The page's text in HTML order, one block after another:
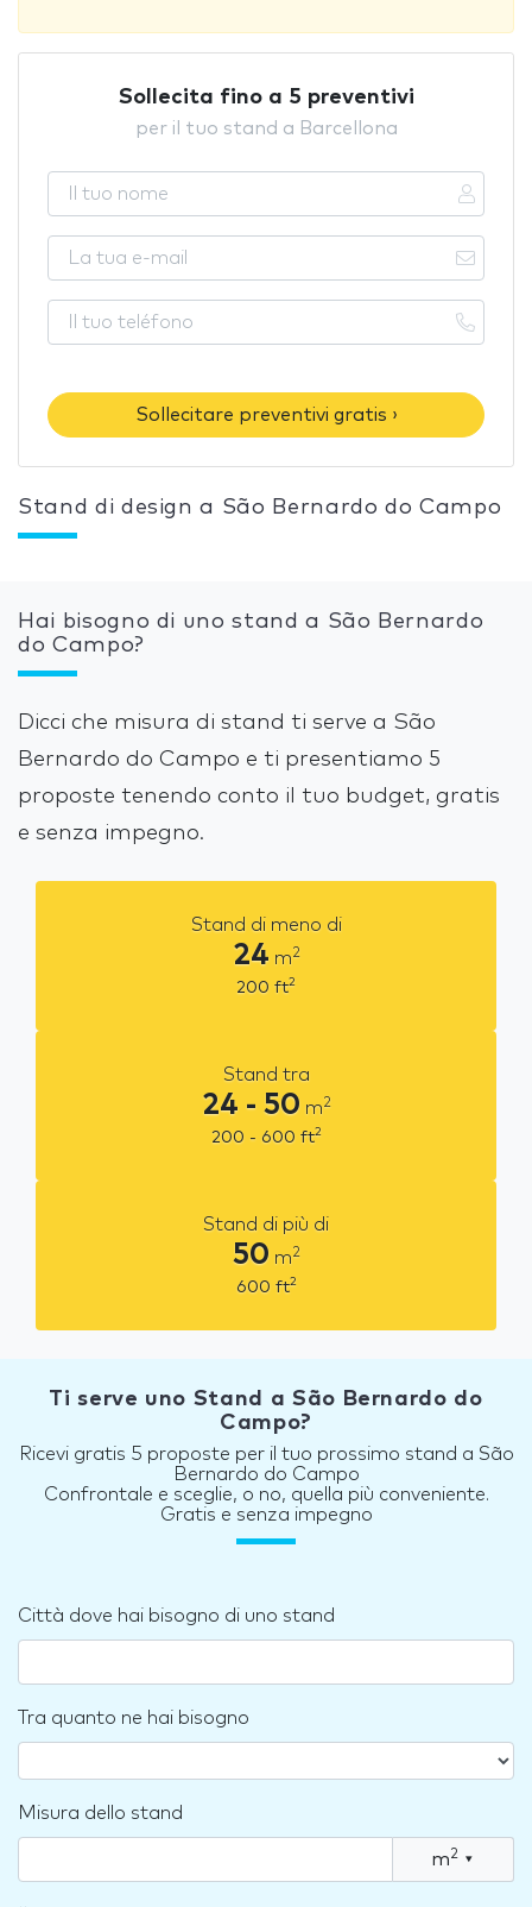
Sollecita fino a 5 preventivi
per il tuo stand a Barcellona
Sollecitare preventivi gratis ›
Stand di design a São Bernardo do Campo
Hai bisogno di uno stand a São Bernardo
do Campo?
Dicci che misura di stand ti serve a São
Bernardo do Campo e ti presentiamo 5
proposte tenendo conto il tuo budget, gratis
e senza impegno.
Stand di meno di
24 m2
200 ft2
Stand tra
24 - 50 m2
200 - 600 ft2
Stand di più di
50 m2
600 ft2
Ti serve uno Stand a São Bernardo do
Campo?
Ricevi gratis 5 proposte per il tuo prossimo stand a São
Bernardo do Campo
Confrontale e sceglie, o no, quella più conveniente.
Gratis e senza impegno
Città dove hai bisogno di uno stand
Tra quanto ne hai bisogno
Misura dello stand
m2 ▾